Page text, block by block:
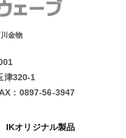
金物
津320-1
： 0897-56-3947
IKオリジナル製品